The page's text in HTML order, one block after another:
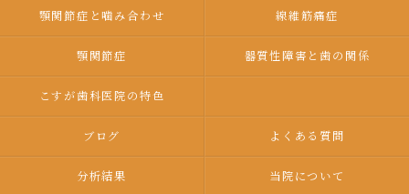
顎関節症と噛み合わせ 線維筋痛症
顎関節症 器質性障害と歯の関係
こすが歯科医院の特色
ブログ よくある質問
分析結果 当院について